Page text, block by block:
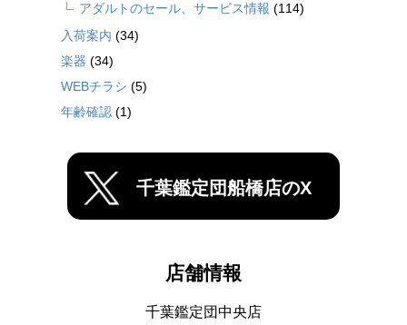
アダルトのセール、サービス情報 (114)
入荷案内 (34)
楽器 (34)
WEBチラシ (5)
年齢確認 (1)
千葉鑑定団船橋店のX
店舗情報
千葉鑑定団中央店